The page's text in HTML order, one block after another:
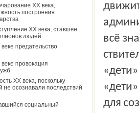
ХХ века,
построения
ХХ века, ставшее
людей
предательство
провокация
ХХ века, поскольку
не осознавали последствий
социальный
всё
для